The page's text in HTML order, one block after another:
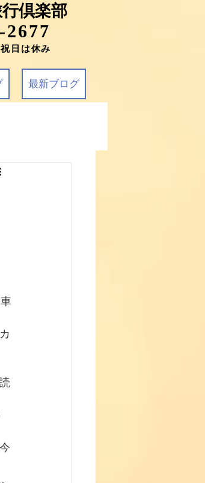
倶楽部
2677
日は休み
最新ブログ